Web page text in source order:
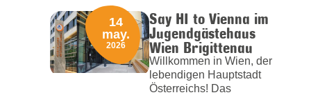
Say HI to Vienna im
Jugendgästehaus
Wien Brigittenau
Willkommen in Wien, der
lebendigen Hauptstadt
Österreichs! Das
14
may.
2026